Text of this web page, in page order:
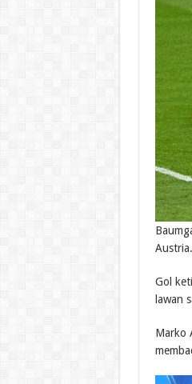
Gol
lawan
Marko